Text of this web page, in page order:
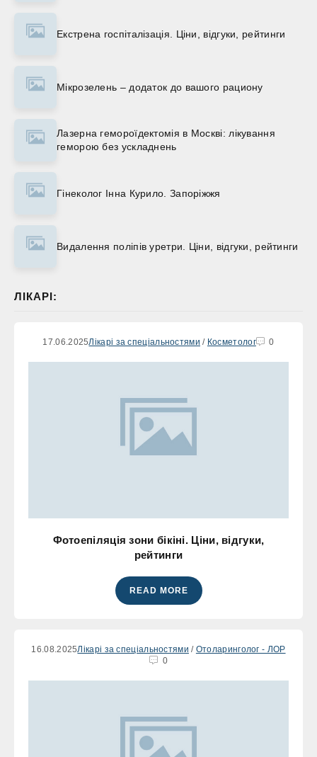
Екстрена госпіталізація. Ціни, відгуки, рейтинги
Мікрозелень – додаток до вашого рациону
Лазерна гемороїдектомія в Москві: лікування
геморою без ускладнень
Гінеколог Інна Курило. Запоріжжя
Видалення поліпів уретри. Ціни, відгуки, рейтинги
ЛІКАРІ:
17.06.2025Лікарі за спеціальностями / Косметолог 0
Фотоепіляція зони бікіні. Ціни, відгуки,
рейтинги
READ MORE
16.08.2025Лікарі за спеціальностями / Отоларинголог - ЛОР
0